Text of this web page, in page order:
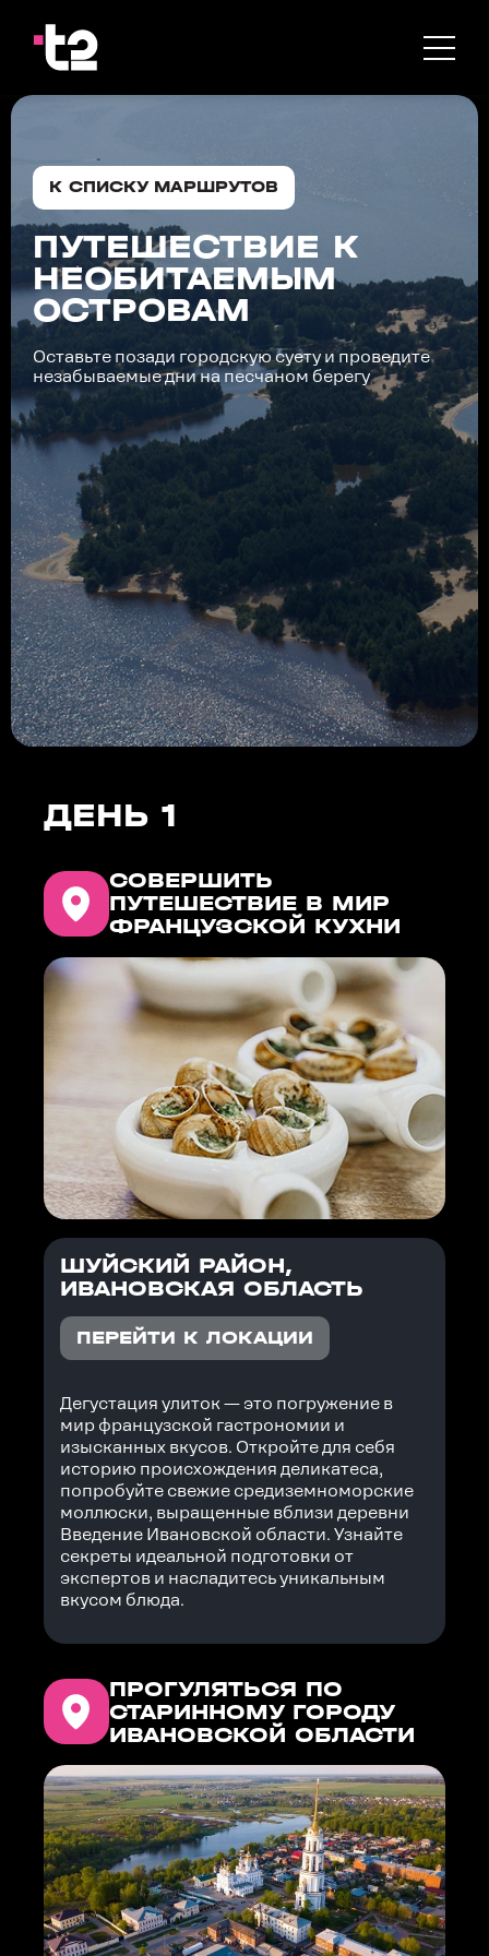
К СПИСКУ МАРШРУТОВ
ПУТЕШЕСТВИЕ К
НЕОБИТАЕМЫМ
ОСТРОВАМ
Оставьте позади городскую суету и проведите
незабываемые дни на песчаном берегу
ДЕНЬ 1
СОВЕРШИТЬ
ПУТЕШЕСТВИЕ В МИР
ФРАНЦУЗСКОЙ КУХНИ
ШУЙСКИЙ РАЙОН,
ИВАНОВСКАЯ ОБЛАСТЬ
ПЕРЕЙТИ К ЛОКАЦИИ
Дегустация улиток — это погружение в
мир французской гастрономии и
изысканных вкусов. Откройте для себя
историю происхождения деликатеса,
попробуйте свежие средиземноморские
моллюски, выращенные вблизи деревни
Введение Ивановской области. Узнайте
секреты идеальной подготовки от
экспертов и насладитесь уникальным
вкусом блюда.
ПРОГУЛЯТЬСЯ ПО
СТАРИННОМУ ГОРОДУ
ИВАНОВСКОЙ ОБЛАСТИ